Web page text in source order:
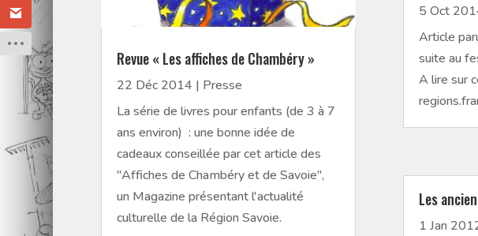
Revue « Les affiches de Chambéry »
22 Déc 2014 | Presse
La série de livres pour enfants (de 3 à 7
ans environ) : une bonne idée de
cadeaux conseillée par cet article des
"Affiches de Chambéry et de Savoie",
un Magazine présentant l'actualité
culturelle de la Région Savoie.
5 Oct
Article
suite au
A lire sur
Les
1 Jan